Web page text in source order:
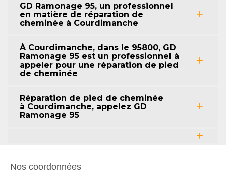
GD Ramonage 95, un professionnel
en matière de réparation de
cheminée à Courdimanche
À Courdimanche, dans le 95800, GD
Ramonage 95 est un professionnel à
appeler pour une réparation de pied
de cheminée
Réparation de pied de cheminée
à Courdimanche, appelez GD
Ramonage 95
Nos coordonnées